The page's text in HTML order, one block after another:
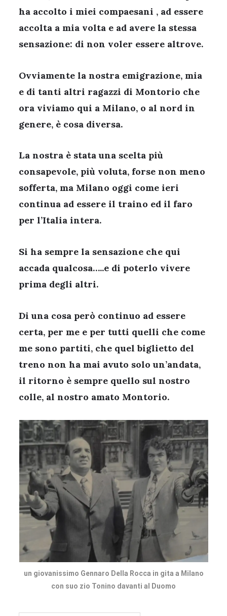
ha accolto i miei compaesani , ad essere
accolta a mia volta e ad avere la stessa
sensazione: di non voler essere altrove.
Ovviamente la nostra emigrazione, mia
e di tanti altri ragazzi di Montorio che
ora viviamo qui a Milano, o al nord in
genere, è cosa diversa.
La nostra è stata una scelta più
consapevole, più voluta, forse non meno
sofferta, ma Milano oggi come ieri
continua ad essere il traino ed il faro
per l’Italia intera.
Si ha sempre la sensazione che qui
accada qualcosa…..e di poterlo vivere
prima degli altri.
Di una cosa però continuo ad essere
certa, per me e per tutti quelli che come
me sono partiti, che quel biglietto del
treno non ha mai avuto solo un’andata,
il ritorno è sempre quello sul nostro
colle, al nostro amato Montorio.
un giovanissimo Gennaro Della Rocca in gita a Milano
con suo zio Tonino davanti al Duomo